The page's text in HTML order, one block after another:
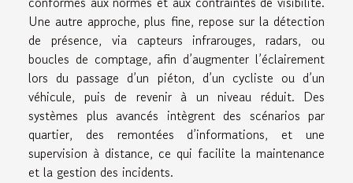
Une autre approche, plus fine, repose sur la détection
de présence, via capteurs infrarouges, radars, ou
boucles de comptage, afin d’augmenter l’éclairement
lors du passage d’un piéton, d’un cycliste ou d’un
véhicule, puis de revenir à un niveau réduit. Des
systèmes plus avancés intègrent des scénarios par
quartier, des remontées d’informations, et une
supervision à distance, ce qui facilite la maintenance
et la gestion des incidents.